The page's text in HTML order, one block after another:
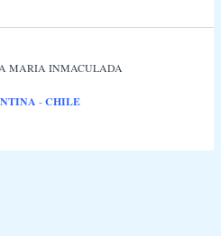
MARIA INMACULADA
-CHILE